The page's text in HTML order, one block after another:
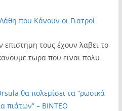
που Κάνουν οι Γιατροί
επιστημη τους έχουν λαβει το
τωρα που ειναι πολυ
θα πολεμίσει τα “ρωσικά
πιάτων” – ΒΙΝΤΕΟ